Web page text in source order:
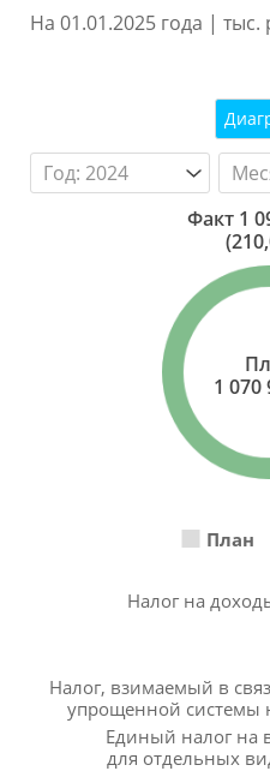
На 01.01.2025 года | тыс.
Факт 1
1 070
План
Налог на
Налог, взимаемый в
упрощенной системы
Единый налог на
для отдельных